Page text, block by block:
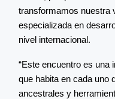
transformamos nuestra
especializada en
nivel internacional.
“Este encuentro es una
que habita en cada uno
ancestrales y